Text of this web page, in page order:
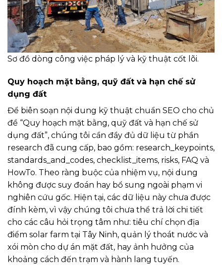
Sơ đồ dòng công việc pháp lý và kỹ thuật cốt lõi.
Quy hoạch mặt bằng, quỹ đất và hạn chế sử
dụng đất
Để biên soạn nội dung kỹ thuật chuẩn SEO cho chủ
đề “Quy hoạch mặt bằng, quỹ đất và hạn chế sử
dụng đất”, chúng tôi cần đầy đủ dữ liệu từ phần
research đã cung cấp, bao gồm: research_keypoints,
standards_and_codes, checklist_items, risks, FAQ và
HowTo. Theo ràng buộc của nhiệm vụ, nội dung
không được suy đoán hay bổ sung ngoài phạm vi
nghiên cứu gốc. Hiện tại, các dữ liệu này chưa được
đính kèm, vì vậy chúng tôi chưa thể trả lời chi tiết
cho các câu hỏi trọng tâm như: tiêu chí chọn địa
điểm solar farm tại Tây Ninh, quản lý thoát nước và
xói mòn cho dự án mặt đất, hay ảnh hưởng của
khoảng cách đến trạm và hành lang tuyến.